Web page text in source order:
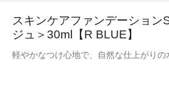
スキンケアファンデーション
ジュ＞30ml【R BLUE】
軽やかなつけ心地で、自然な仕上がり